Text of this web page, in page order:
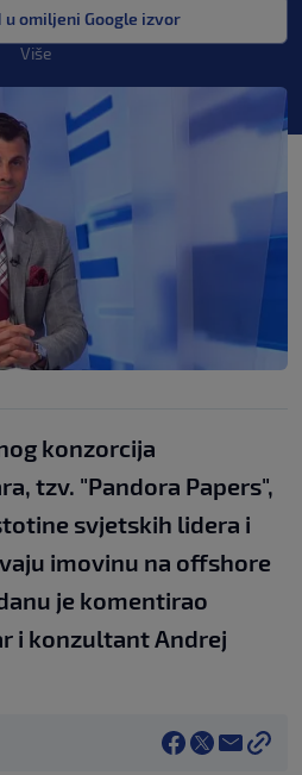
u omiljeni Google izvor
Više
konzorcija
tzv. "Pandora Papers",
svjetskih lidera i
imovinu na offshore
je komentirao
i konzultant Andrej